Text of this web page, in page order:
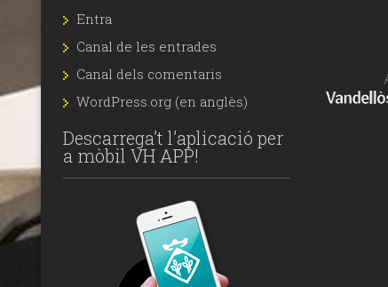
Entra
Canal de les entrades
Canal dels comentaris
WordPress.org (en anglès)
Descarrega’t l’aplicació per
a mòbil VH APP!